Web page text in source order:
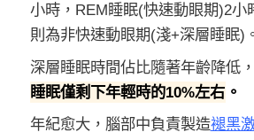
小時，REM睡眠(快速動眼期)2小
則為非快速動眼期(淺+深層睡眠)
深層睡眠時間佔比隨著年齡降低，
睡眠僅剩下年輕時的10%左右 。
年紀愈大，腦部中負責製造褪黑